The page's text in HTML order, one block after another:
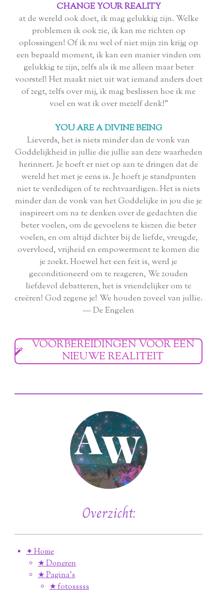
CHANGE YOUR REALITY
at de wereld ook doet, ik mag gelukkig zijn. Welke
problemen ik ook zie, ik kan me richten op
oplossingen! Of ik nu wel of niet mijn zin krijg op
een bepaald moment, ik kan een manier vinden om
gelukkig te zijn, zelfs als ik me alleen maar beter
voorstel! Het maakt niet uit wat iemand anders doet
of zegt, zelfs over mij, ik mag beslissen hoe ik me
voel en wat ik over mezelf denk!"
YOU ARE A DIVINE BEING
Lieverds, het is niets minder dan de vonk van
Goddelijkheid in jullie die jullie aan deze waarheden
herinnert. Je hoeft er niet op aan te dringen dat de
wereld het met je eens is. Je hoeft je standpunten
niet te verdedigen of te rechtvaardigen. Het is niets
minder dan de vonk van het Goddelijke in jou die je
inspireert om na te denken over de gedachten die
beter voelen, om de gevoelens te kiezen die beter
voelen, en om altijd dichter bij de liefde, vreugde,
overvloed, vrijheid en empowerment te komen die
je zoekt. Hoewel het een feit is, werd je
geconditioneerd om te reageren, We zouden
liefdevol debatteren, het is vriendelijker om te
creëren! God zegene je! We houden zoveel van jullie.
— De Engelen
VOORBEREIDINGEN VOOR EEN
NIEUWE REALITEIT
Overzicht:
✦ Home
★ Doneren
★ Pagina’s
★ fotosssss